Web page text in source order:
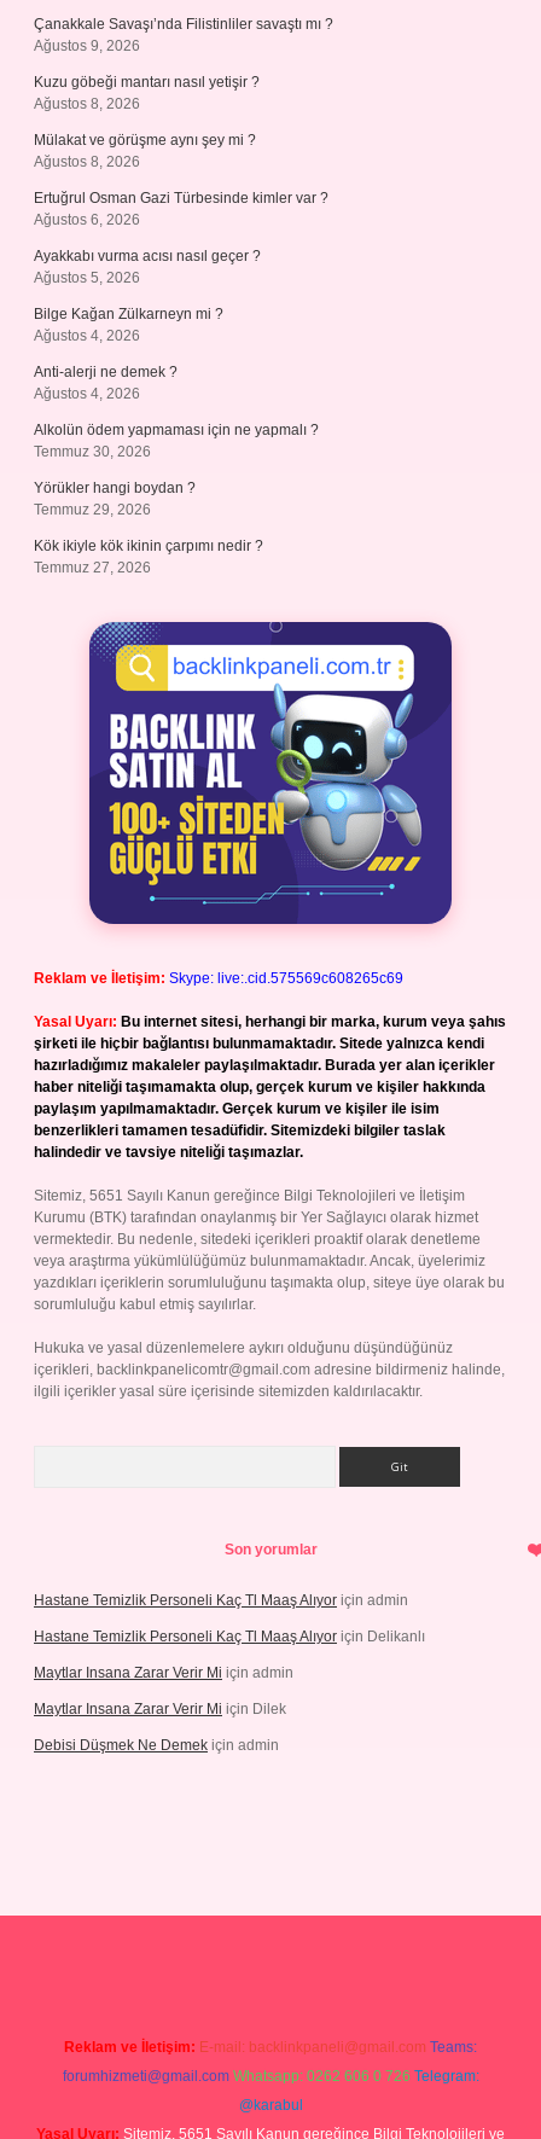
Çanakkale Savaşı’nda Filistinliler savaştı mı ?
Ağustos 9, 2026
Kuzu göbeği mantarı nasıl yetişir ?
Ağustos 8, 2026
Mülakat ve görüşme aynı şey mi ?
Ağustos 8, 2026
Ertuğrul Osman Gazi Türbesinde kimler var ?
Ağustos 6, 2026
Ayakkabı vurma acısı nasıl geçer ?
Ağustos 5, 2026
Bilge Kağan Zülkarneyn mi ?
Ağustos 4, 2026
Anti-alerji ne demek ?
Ağustos 4, 2026
Alkolün ödem yapmaması için ne yapmalı ?
Temmuz 30, 2026
Yörükler hangi boydan ?
Temmuz 29, 2026
Kök ikiyle kök ikinin çarpımı nedir ?
Temmuz 27, 2026
Reklam ve İletişim: Skype: live:.cid.575569c608265c69
Yasal Uyarı: Bu internet sitesi, herhangi bir marka, kurum veya şahıs
şirketi ile hiçbir bağlantısı bulunmamaktadır. Sitede yalnızca kendi
hazırladığımız makaleler paylaşılmaktadır. Burada yer alan içerikler
haber niteliği taşımamakta olup, gerçek kurum ve kişiler hakkında
paylaşım yapılmamaktadır. Gerçek kurum ve kişiler ile isim
benzerlikleri tamamen tesadüfidir. Sitemizdeki bilgiler taslak
halindedir ve tavsiye niteliği taşımazlar.
Sitemiz, 5651 Sayılı Kanun gereğince Bilgi Teknolojileri ve İletişim
Kurumu (BTK) tarafından onaylanmış bir Yer Sağlayıcı olarak hizmet
vermektedir. Bu nedenle, sitedeki içerikleri proaktif olarak denetleme
veya araştırma yükümlülüğümüz bulunmamaktadır. Ancak, üyelerimiz
yazdıkları içeriklerin sorumluluğunu taşımakta olup, siteye üye olarak bu
sorumluluğu kabul etmiş sayılırlar.
Hukuka ve yasal düzenlemelere aykırı olduğunu düşündüğünüz
içerikleri, backlinkpanelicomtr@gmail.com adresine bildirmeniz halinde,
ilgili içerikler yasal süre içerisinde sitemizden kaldırılacaktır.
Son yorumlar
Hastane Temizlik Personeli Kaç Tl Maaş Alıyor için admin
Hastane Temizlik Personeli Kaç Tl Maaş Alıyor için Delikanlı
Maytlar Insana Zarar Verir Mi için admin
Maytlar Insana Zarar Verir Mi için Dilek
Debisi Düşmek Ne Demek için admin
Reklam ve İletişim: E-mail: backlinkpaneli@gmail.com Teams:
forumhizmeti@gmail.com Whatsapp: 0262 606 0 726 Telegram:
@karabul
Yasal Uyarı: Sitemiz, 5651 Sayılı Kanun gereğince Bilgi Teknolojileri ve